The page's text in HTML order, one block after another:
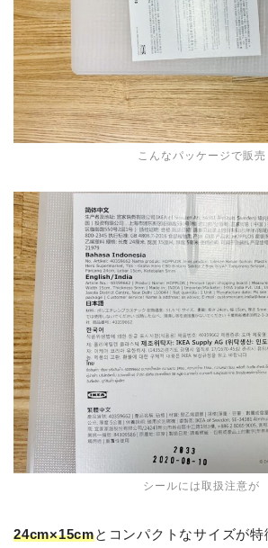
こんなパッケージで販売
シールには取扱注意が
24cm×15cmとコンパクトなサイズが特